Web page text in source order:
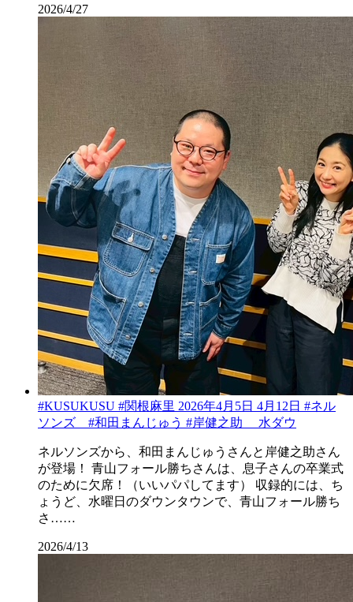
2026/4/27
#KUSUKUSU #関根麻里 2026年4月5日 4月12日 #ネル
ソンズ #和田まんじゅう #岸健之助 水ダウ
ネルソンズから、和田まんじゅうさんと岸健之助さん
が登場！ 青山フォール勝ちさんは、息子さんの卒業式
のために欠席！（いいパパしてます） 収録的には、ち
ょうど、水曜日のダウンタウンで、青山フォール勝ち
さ……
2026/4/13